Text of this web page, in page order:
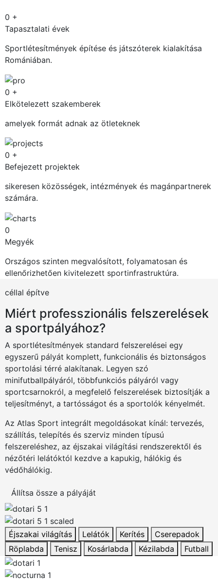
0 +
Tapasztalati évek
Sportlétesítmények építése és játszóterek kialakítása
Romániában.
0 +
Elkötelezett szakemberek
amelyek formát adnak az ötleteknek
0 +
Befejezett projektek
sikeresen közösségek, intézmények és magánpartnerek
számára.
0
Megyék
Országos szinten megvalósított, folyamatosan és
ellenőrizhetően kivitelezett sportinfrastruktúra.
céllal építve
Miért professzionális felszerelések
a sportpályához?
A sportlétesítmények standard felszerelései egy
egyszerű pályát komplett, funkcionális és biztonságos
sportolási térré alakítanak. Legyen szó
minifutballpályáról, többfunkciós pályáról vagy
sportcsarnokról, a megfelelő felszerelések biztosítják a
teljesítményt, a tartósságot és a sportolók kényelmét.
Az Atlas Sport integrált megoldásokat kínál: tervezés,
szállítás, telepítés és szerviz minden típusú
felszereléshez, az éjszakai világítási rendszerektől és
nézőtéri lelátóktól kezdve a kapukig, hálókig és
védőhálókig.
Állítsa össze a pályáját
Éjszakai világítás Lelátók Kerítés
Cserepadok
Röplabda
Tenisz Kosárlabda Kézilabda Futball